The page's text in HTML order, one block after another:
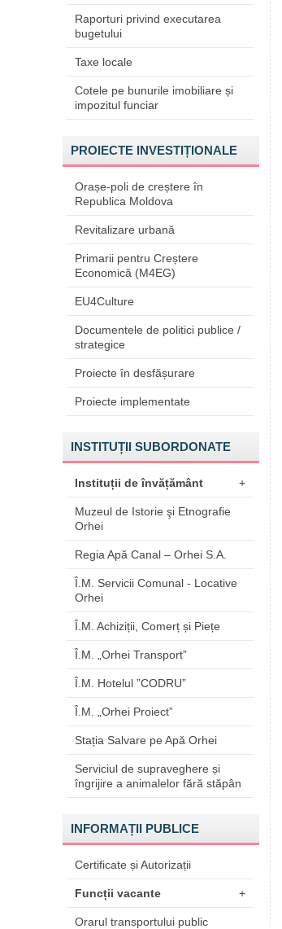
Raporturi privind executarea
bugetului
Taxe locale
Cotele pe bunurile imobiliare și
impozitul funciar
PROIECTE INVESTIȚIONALE
Orașe-poli de creștere în
Republica Moldova
Revitalizare urbană
Primarii pentru Creștere
Economică (M4EG)
EU4Culture
Documentele de politici publice /
strategice
Proiecte în desfășurare
Proiecte implementate
INSTITUȚII SUBORDONATE
Instituții de învățământ +
Muzeul de Istorie şi Etnografie
Orhei
Regia Apă Canal – Orhei S.A.
Î.M. Servicii Comunal - Locative
Orhei
Î.M. Achiziții, Comerț și Piețe
Î.M. „Orhei Transport”
Î.M. Hotelul ”CODRU”
Î.M. „Orhei Proiect”
Stația Salvare pe Apă Orhei
Serviciul de supraveghere și
îngrijire a animalelor fără stăpân
INFORMAȚII PUBLICE
Certificate și Autorizații
Funcții vacante +
Orarul transportului public